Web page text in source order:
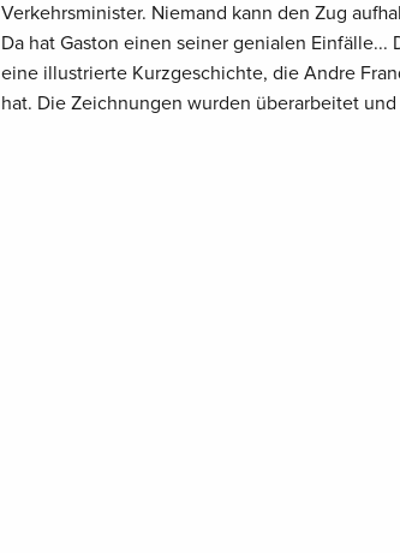
Verkehrsminister. Niemand kann den Zug
Da hat Gaston einen seiner genialen
eine illustrierte Kurzgeschichte, die Andre
hat. Die Zeichnungen wurden überarbeitet